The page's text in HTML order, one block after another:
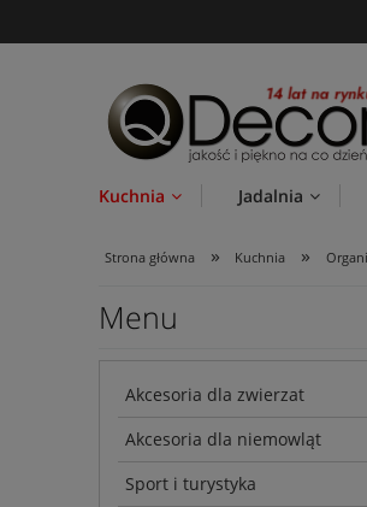
Kuchnia Jadalnia
Strona główna » Kuchnia »
Menu
Akcesoria dla zwierzat
Akcesoria dla niemowląt
Sport i turystyka